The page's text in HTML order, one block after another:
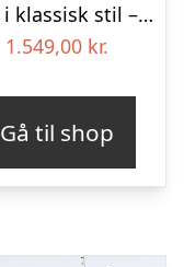
Kors i klassisk stil – creme
1.549,00 kr.
Gå til shop